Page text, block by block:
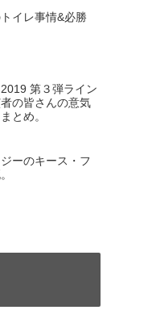
イレ事情&必勝
2019 第３弾ライン
の皆さんの意気
とめ。
ーのキース・フ